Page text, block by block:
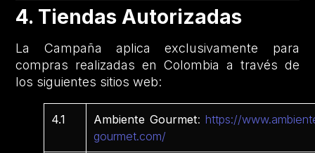
4. Tiendas Autorizadas
La Campaña aplica exclusivamente para
compras realizadas en Colombia a través de
los siguientes sitios web:
4.1 Ambiente Gourmet:https://
gourmet.com/